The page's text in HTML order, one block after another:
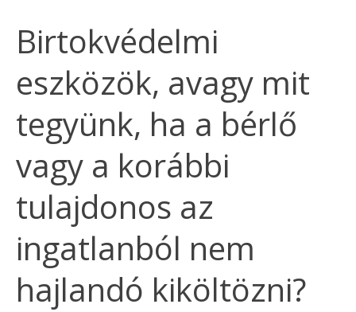
Birtokvédelmi
eszközök, avagy mit
tegyünk, ha a bérlő
vagy a korábbi
tulajdonos az
ingatlanból nem
hajlandó kiköltözni?